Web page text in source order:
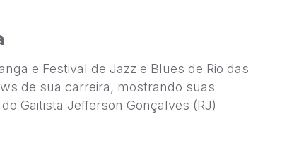
e Festival de Jazz e Blues de Rio das
de sua carreira, mostrando suas
Gaitista Jefferson Gonçalves (RJ)